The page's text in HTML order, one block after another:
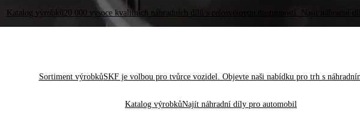
Katalog výrobků20 000 vysoce kvalitních náhradních dílů s celosvětovou dostupností. Najít náhradní
Sortiment výrobkůSKF je volbou pro tvůrce vozidel. Objevte naši nabídku pro trh s
Katalog výrobkůNajít náhradní díly pro automobil